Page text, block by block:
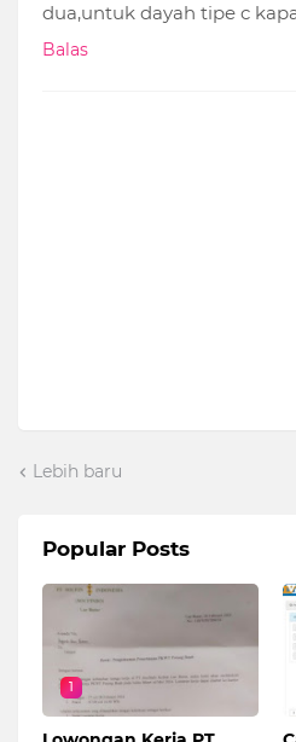
dua,untuk dayah tipe c
Balas
Lebih baru
Popular Posts
1